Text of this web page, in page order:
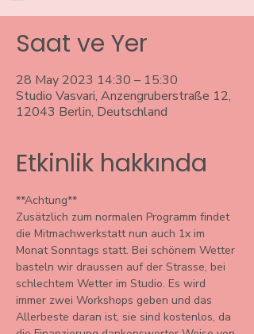
Saat ve Yer
28 May 2023 14:30 – 15:30
Studio Vasvari, Anzengruberstraße 12,
12043 Berlin, Deutschland
Etkinlik hakkında
**Achtung**
Zusätzlich zum normalen Programm findet
die Mitmachwerkstatt nun auch 1x im
Monat Sonntags statt. Bei schönem Wetter
basteln wir draussen auf der Strasse, bei
schlechtem Wetter im Studio. Es wird
immer zwei Workshops geben und das
Allerbeste daran ist, sie sind kostenlos, da